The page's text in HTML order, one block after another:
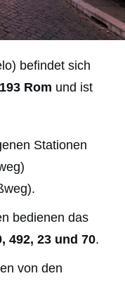
befindet sich
Rom und ist
Stationen
bedienen das
492, 23 und 70.
von den